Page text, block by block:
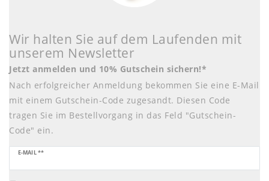
Wir halten Sie auf dem Laufenden mit
unserem Newsletter
Jetzt anmelden und 10% Gutschein sichern!*
Nach erfolgreicher Anmeldung bekommen Sie eine E-Mail
mit einem Gutschein-Code zugesandt. Diesen Code
tragen Sie im Bestellvorgang in das Feld "Gutschein-
Code" ein.
E-MAIL **
Newsletter
Honig